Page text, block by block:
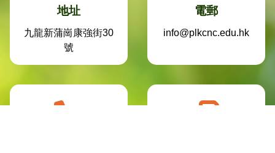
地址
九龍新蒲崗康強街30
號
電郵
info@plkcnc.edu.hk